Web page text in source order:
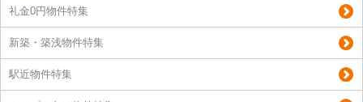
礼金0円物件特集
新築・築浅物件特集
駅近物件特集